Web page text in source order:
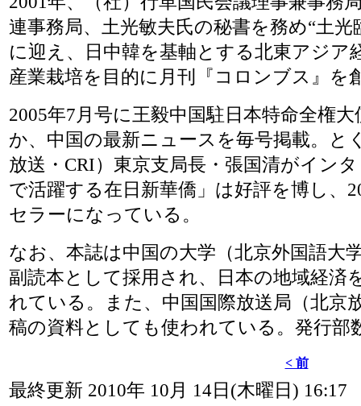
連事務局、土光敏夫氏の秘書を務め“土
に迎え、日中韓を基軸とする北東アジア
産業栽培を目的に月刊『コロンブス』を
2005年7月号に王毅中国駐日本特命全権
か、中国の最新ニュースを毎号掲載。と
放送・CRI）東京支局長・張国清がイン
で活躍する在日新華僑」は好評を博し、
セラーになっている。
なお、本誌は中国の大学（北京外国語大
副読本として採用され、日本の地域経済
れている。また、中国国際放送局（北京
稿の資料としても使われている。発行部
< 前
最終更新 2010年 10月 14日(木曜日) 16:17